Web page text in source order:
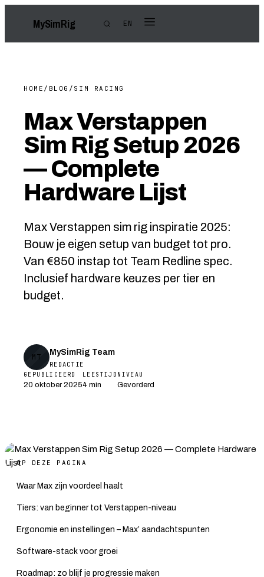
MySimRig EN
HOME / BLOG / SIM RACING
Max Verstappen
Sim Rig Setup 2026
— Complete
Hardware Lijst
Max Verstappen sim rig inspiratie 2025:
Bouw je eigen setup van budget tot pro.
Van €850 instap tot Team Redline spec.
Inclusief hardware keuzes per tier en
budget.
MT
MySimRig Team
REDACTIE
GEPUBLICEERD
20 oktober 2025
LEESTIJD
4 min
NIVEAU
Gevorderd
OP DEZE PAGINA
Waar Max zijn voordeel haalt
Tiers: van beginner tot Verstappen-niveau
Ergonomie en instellingen – Max’ aandachtspunten
Software-stack voor groei
Roadmap: zo blijf je progressie maken